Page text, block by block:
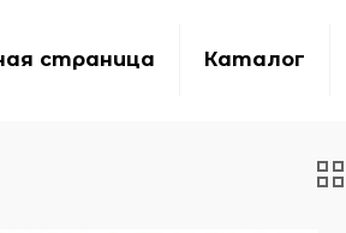
страница Каталог